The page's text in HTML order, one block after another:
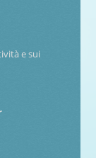
e sui